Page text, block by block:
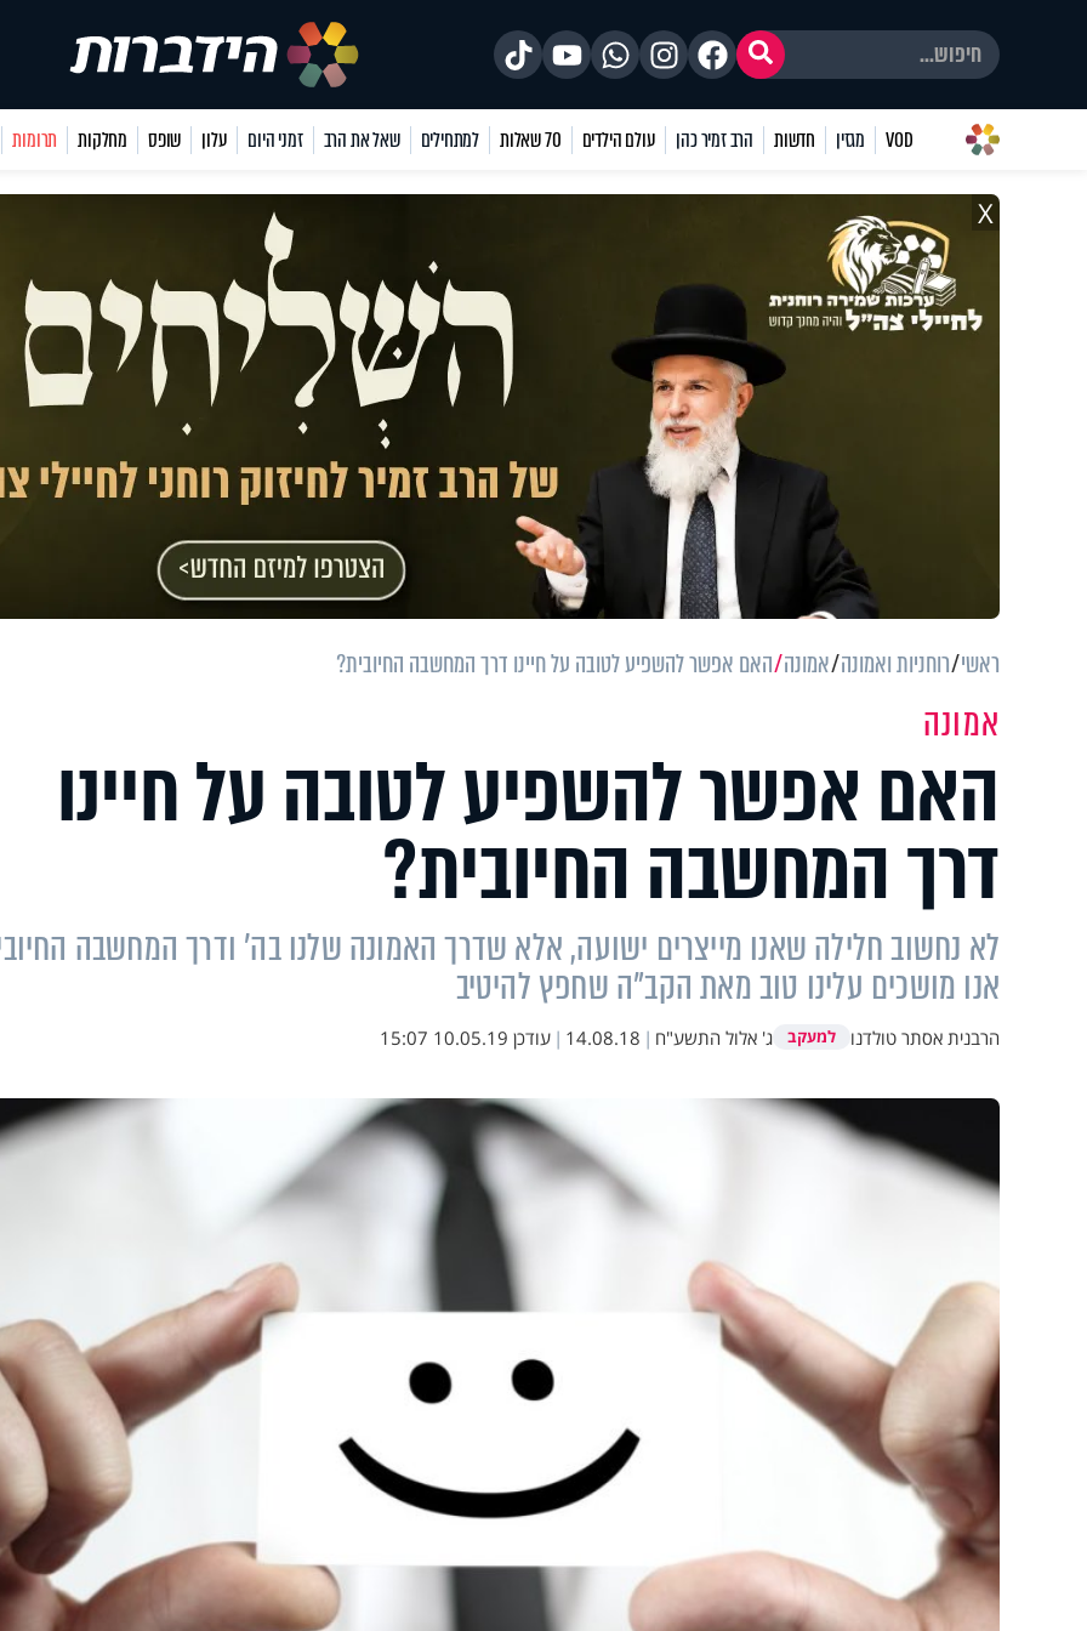
VOD מגזין חדשות הרב זמיר כהן עולם הילדים 70 שאלות למתחילים שאל את הרב זמני היום עלון שופס מחלקות תרומות
X
ראשי רוחניות ואמונה אמונה האם אפשר להשפיע לטובה על חיינו דרך המחשבה החיובית?
אמונה
האם אפשר להשפיע לטובה על חיינו
דרך המחשבה החיובית?
לא נחשוב חלילה שאנו מייצרים ישועה, אלא שדרך האמונה שלנו בה' ודרך המחשבה
אנו מושכים עלינו טוב מאת הקב"ה שחפץ להיטיב
הרבנית אסתר טולדנו למעקב ג' אלול התשע"ח |
14.08.18
| עודכן 10.05.19 15:07